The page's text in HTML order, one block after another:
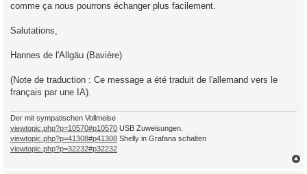
comme ça nous pourrons échanger plus facilement.
Salutations,
Hannes de l'Allgäu (Bavière)
(Note de traduction : Ce message a été traduit de l'allemand vers le
français par une IA).
Der mit sympatischen Vollmeise
viewtopic.php?p=10570#p10570 USB Zuweisungen.
viewtopic.php?p=41308#p41308 Shelly in Grafana schalten
viewtopic.php?p=32232#p32232